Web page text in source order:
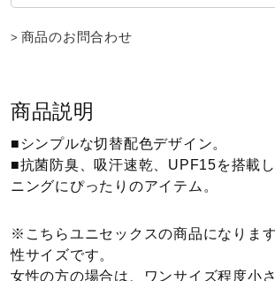
インナー
寝具／ミズノスリープ
アウトドア／レイン
サポーター
商品のお問合わせ
商品説明
■シンプルな切替配色デザイン。
■抗菌防臭、吸汗速乾、UPF15を搭載
ニングにぴったりのアイテム。
※こちらユニセックスの商品になりま
性サイズです。
女性の方の場合は、ワンサイズ程度小